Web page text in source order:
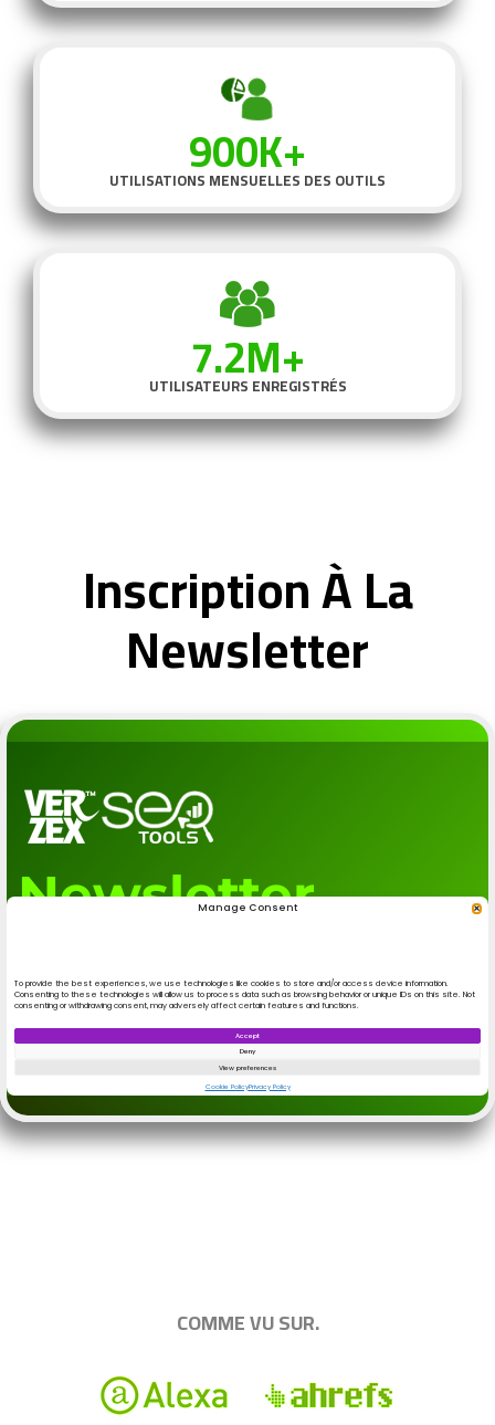
900K+
UTILISATIONS MENSUELLES DES OUTILS
7.2M+
UTILISATEURS ENREGISTRÉS
Inscription À La
Newsletter
COMME VU SUR.